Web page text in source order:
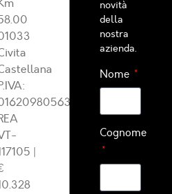
|
novità
della
nostra
azienda.
Nome
Cognome